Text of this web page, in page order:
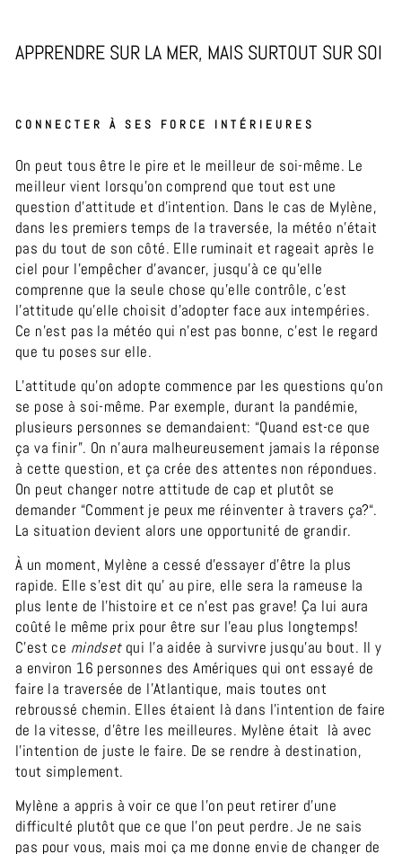
APPRENDRE SUR LA MER, MAIS SURTOUT SUR SOI
CONNECTER À SES FORCE INTÉRIEURES
On peut tous être le pire et le meilleur de soi-même. Le
meilleur vient lorsqu’on comprend que tout est une
question d’attitude et d’intention. Dans le cas de Mylène,
dans les premiers temps de la traversée, la météo n’était
pas du tout de son côté. Elle ruminait et rageait après le
ciel pour l’empêcher d’avancer, jusqu’à ce qu’elle
comprenne que la seule chose qu’elle contrôle, c’est
l’attitude qu’elle choisit d’adopter face aux intempéries.
Ce n’est pas la météo qui n’est pas bonne, c’est le regard
que tu poses sur elle.
L’attitude qu’on adopte commence par les questions qu’on
se pose à soi-même. Par exemple, durant la pandémie,
plusieurs personnes se demandaient: “Quand est-ce que
ça va finir”. On n’aura malheureusement jamais la réponse
à cette question, et ça crée des attentes non répondues.
On peut changer notre attitude de cap et plutôt se
demander “Comment je peux me réinventer à travers ça?“.
La situation devient alors une opportunité de grandir.
À un moment, Mylène a cessé d’essayer d’être la plus
rapide. Elle s’est dit qu' au pire, elle sera la rameuse la
plus lente de l’histoire et ce n’est pas grave! Ça lui aura
coûté le même prix pour être sur l’eau plus longtemps!
C’est ce mindset qui l’a aidée à survivre jusqu’au bout. Il y
a environ 16 personnes des Amériques qui ont essayé de
faire la traversée de l’Atlantique, mais toutes ont
rebroussé chemin. Elles étaient là dans l’intention de faire
de la vitesse, d’être les meilleures. Mylène était là avec
l’intention de juste le faire. De se rendre à destination,
tout simplement.
Mylène a appris à voir ce que l’on peut retirer d’une
difficulté plutôt que ce que l’on peut perdre. Je ne sais
pas pour vous, mais moi ça me donne envie de changer de